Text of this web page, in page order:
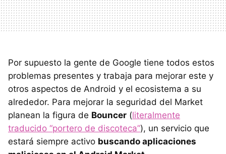
Por supuesto la gente de Google tiene todos estos
problemas presentes y trabaja para mejorar este y
otros aspectos de Android y el ecosistema a su
alrededor. Para mejorar la seguridad del Market
planean la figura de Bouncer (literalmente
traducido “portero de discoteca”), un servicio que
estará siempre activo buscando aplicaciones